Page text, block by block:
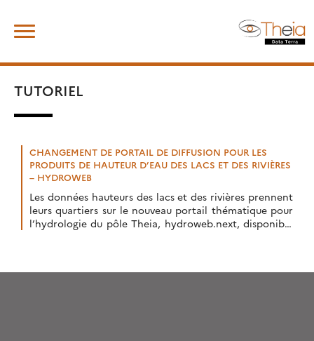
content
TUTORIEL
CHANGEMENT DE PORTAIL DE DIFFUSION POUR LES
PRODUITS DE HAUTEUR D’EAU DES LACS ET DES RIVIÈRES
– HYDROWEB
Les données hauteurs des lacs et des rivières prennent
leurs quartiers sur le nouveau portail thématique pour
l’hydrologie du pôle Theia, hydroweb.next, disponible